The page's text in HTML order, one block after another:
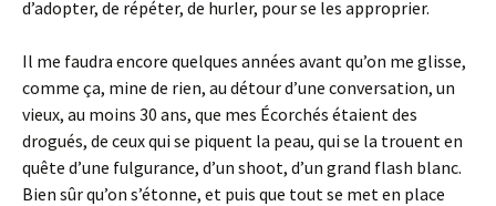
d’adopter, de répéter, de hurler, pour se les approprier.
Il me faudra encore quelques années avant qu’on me glisse,
comme ça, mine de rien, au détour d’une conversation, un
vieux, au moins 30 ans, que mes Écorchés étaient des
drogués, de ceux qui se piquent la peau, qui se la trouent en
quête d’une fulgurance, d’un shoot, d’un grand flash blanc.
Bien sûr qu’on s’étonne, et puis que tout se met en place